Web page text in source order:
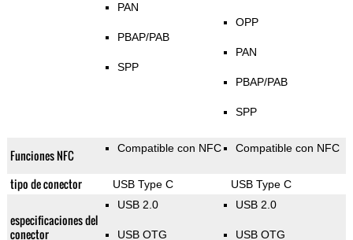
PAN
PBAP/PAB
SPP
OPP
PAN
PBAP/PAB
SPP
Funciones NFC Compatible con NFC Compatible con NFC
tipo de conector USB Type C USB Type C
especificaciones del
conector
USB 2.0
USB OTG
USB 2.0
USB OTG